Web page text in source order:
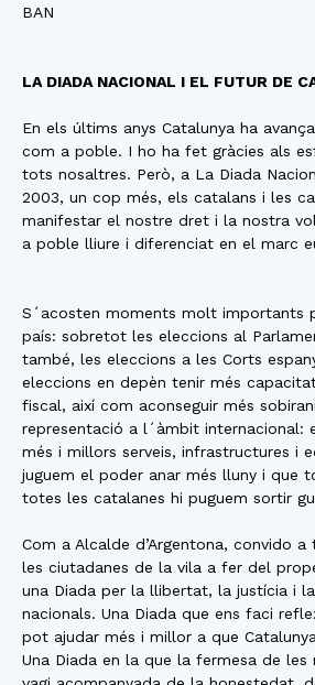
BAN
LA DIADA NACIONAL I EL FUTUR DE
En els últims anys Catalunya ha
com a poble. I ho ha fet gràcies als
tots nosaltres. Però, a La Diada
2003, un cop més, els catalans i les
manifestar el nostre dret i la nostra
a poble lliure i diferenciat en el marc
S´acosten moments molt importants
país: sobretot les eleccions al
també, les eleccions a les Corts
eleccions en depèn tenir més
fiscal, així com aconseguir més
representació a l´àmbit internacional:
més i millors serveis, infrastructures i
juguem el poder anar més lluny i que
totes les catalanes hi puguem sortir
Com a Alcalde d’Argentona, convido
les ciutadanes de la vila a fer del
una Diada per la llibertat, la justícia i
nacionals. Una Diada que ens faci
pot ajudar més i millor a que
Una Diada en la que la fermesa de les